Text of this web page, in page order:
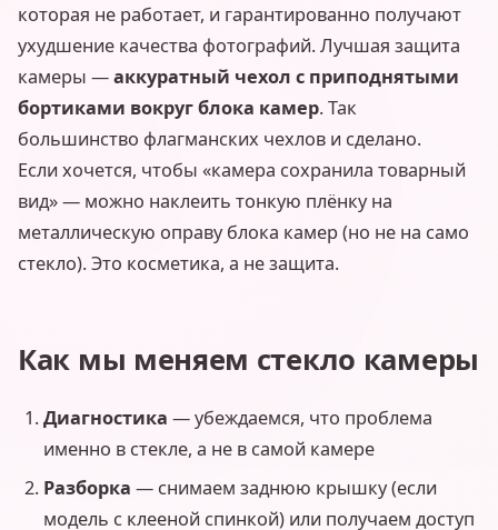
которая не работает, и гарантированно получают
ухудшение качества фотографий. Лучшая защита
камеры —аккуратный чехол с приподнятыми
бортиками вокруг блока камер. Так
большинство флагманских чехлов и сделано.
Если хочется, чтобы «камера сохранила товарный
вид» — можно наклеить тонкую плёнку на
металлическую оправу блока камер (но не на само
стекло). Это косметика, а не защита.
Как мы меняем стекло камеры
Диагностика — убеждаемся, что проблема
именно в стекле, а не в самой камере
Разборка — снимаем заднюю крышку (если
модель с клееной спинкой) или получаем доступ